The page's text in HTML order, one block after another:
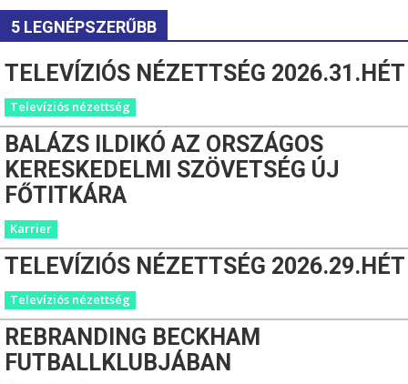
5 LEGNÉPSZERŰBB
TELEVÍZIÓS NÉZETTSÉG 2026.31.HÉT
Televíziós nézettség
BALÁZS ILDIKÓ AZ ORSZÁGOS
KERESKEDELMI SZÖVETSÉG ÚJ
FŐTITKÁRA
Karrier
TELEVÍZIÓS NÉZETTSÉG 2026.29.HÉT
Televíziós nézettség
REBRANDING BECKHAM
FUTBALLKLUBJÁBAN